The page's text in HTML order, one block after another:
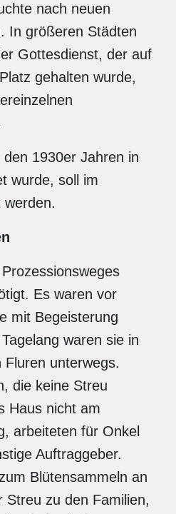
nach neuen
In größeren Städten
Gottesdienst, der auf
gehalten wurde,
1930er Jahren in
wurde, soll im
werden.
Es waren vor
mit Begeisterung
waren sie in
unterwegs.
die keine Streu
Haus nicht am
arbeiteten für Onkel
Auftraggeber.
Blütensammeln an
Streu zu den Familien,